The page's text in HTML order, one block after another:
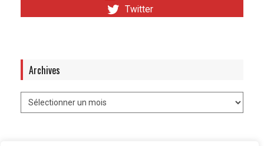
Twitter
Archives